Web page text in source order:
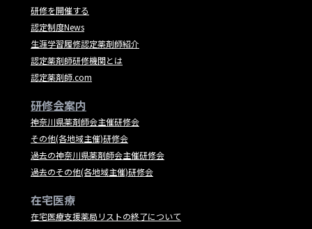
研修を開催する
認定制度News
生涯学習履修認定薬剤師紹介
認定薬剤師研修機関とは
認定薬剤師.com
研修会案内
神奈川県薬剤師会主催研修会
その他(各地域主催)研修会
過去の神奈川県薬剤師会主催研修会
過去のその他(各地域主催)研修会
在宅医療
在宅医療支援薬局リストの終了について